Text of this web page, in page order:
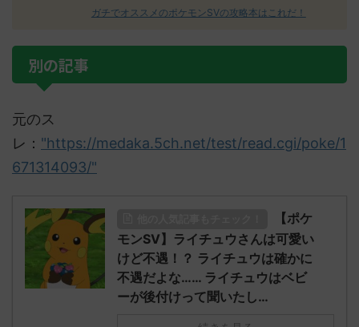
ガチでオススメのポケモンSVの攻略本はこれだ！
別の記事
元のス
レ： "https://medaka.5ch.net/test/read.cgi/poke/1
671314093/"
【ポケ
モンSV】ライチュウさんは可愛い
けど不遇！？ ライチュウは確かに
不遇だよな…… ライチュウはベビ
ーが後付けって聞いたし…